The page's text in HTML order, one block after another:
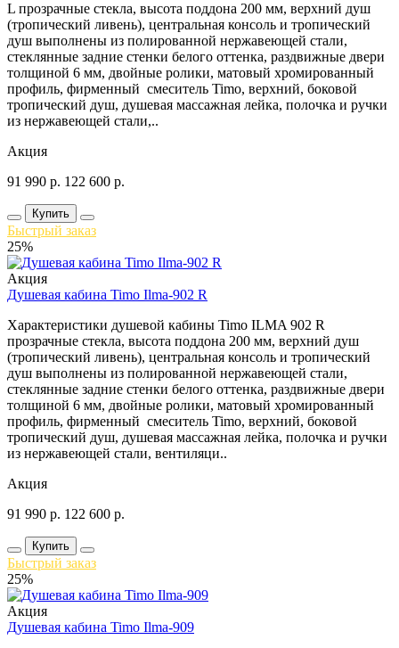
L прозрачные стекла, высота поддона 200 мм, верхний душ
(тропический ливень), центральная консоль и тропический
душ выполнены из полированной нержавеющей стали,
стеклянные задние стенки белого оттенка, раздвижные двери
толщиной 6 мм, двойные ролики, матовый хромированный
профиль, фирменный смеситель Timo, верхний, боковой
тропический душ, душевая массажная лейка, полочка и ручки
из нержавеющей стали,..
Акция
91 990 р. 122 600 р.
Купить
Быстрый заказ
25%
Акция
Душевая кабина Timo Ilma-902 R
Характеристики душевой кабины Timo ILMA 902 R
прозрачные стекла, высота поддона 200 мм, верхний душ
(тропический ливень), центральная консоль и тропический
душ выполнены из полированной нержавеющей стали,
стеклянные задние стенки белого оттенка, раздвижные двери
толщиной 6 мм, двойные ролики, матовый хромированный
профиль, фирменный смеситель Timo, верхний, боковой
тропический душ, душевая массажная лейка, полочка и ручки
из нержавеющей стали, вентиляци..
Акция
91 990 р. 122 600 р.
Купить
Быстрый заказ
25%
Акция
Душевая кабина Timo Ilma-909